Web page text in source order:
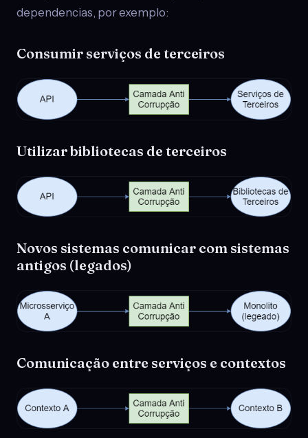
dependencias, por exemplo:
Consumir serviços de terceiros
Utilizar bibliotecas de terceiros
Novos sistemas comunicar com sistemas
antigos (legados)
Comunicação entre serviços e contextos